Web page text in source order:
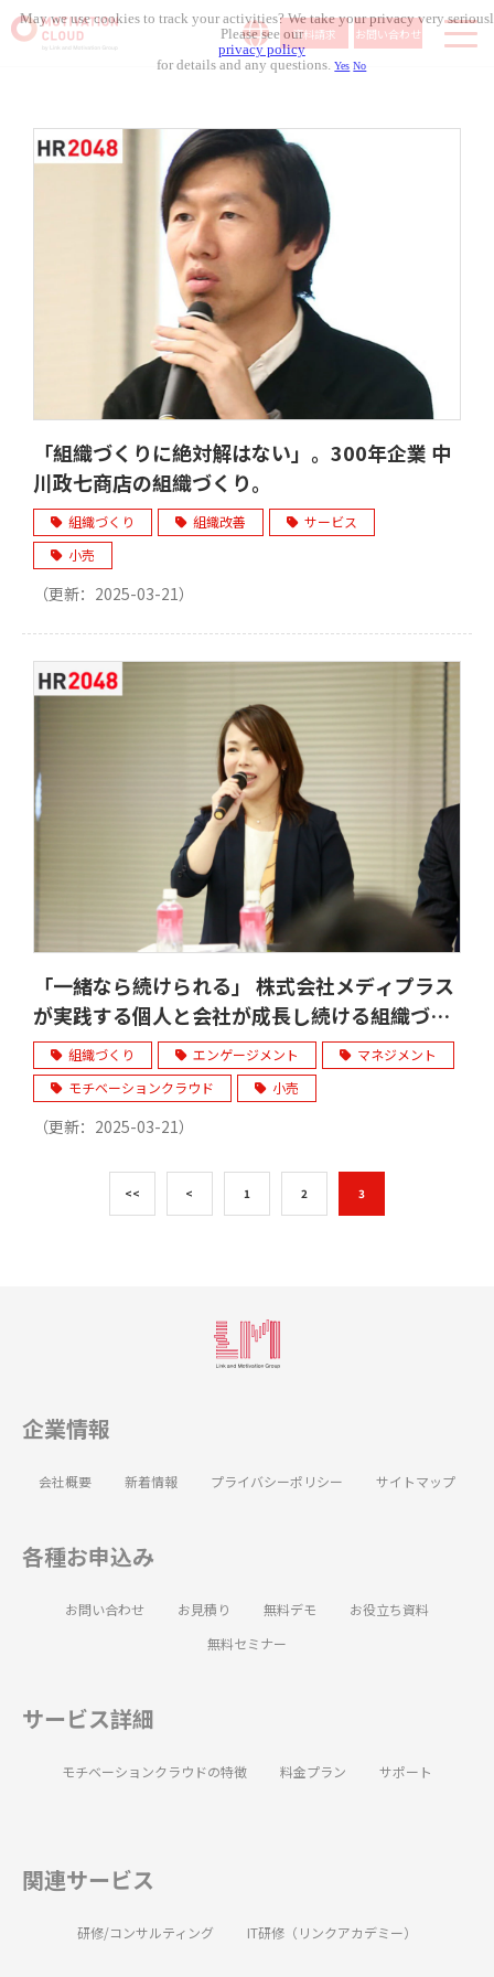
資料請求 お問い合わせ
導入事例
料金体系
無料セミナー
お役立ち資料
コラム記事
組織人事メディア
「組織づくりに絶対解はない」。300年企業 中
川政七商店の組織づくり。
組織づくり 組織改善
サービス
小売
（更新： 2025-03-21）
「一緒なら続けられる」 株式会社メディプラス
が実践する個人と会社が成長し続ける組織づく
り
組織づくり エンゲージメント
マネジメント
モチベーションクラウド
小売
（更新： 2025-03-21）
<< < 1 2 3
企業情報
会社概要 新着情報 プライバシーポリシー サイトマップ
各種お申込み
お問い合わせ お見積り 無料デモ
お役立ち資料
無料セミナー
サービス詳細
モチベーションクラウドの特徴 料金プラン サポート
関連サービス
研修/コンサルティング IT研修（リンクアカデミー）
May we use cookies to track your activities? We take your privacy very
Please see our
privacy policy
for details and any questions.Yes No